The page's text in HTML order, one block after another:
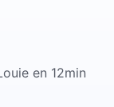
en 12min